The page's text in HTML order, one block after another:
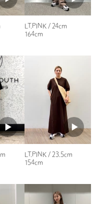
：24.5cm
い
してました。店舗でピンク
ップが良いと聞いてたので
履きやすかったので購
を収納ポケットに入れると
やすいカラーだと思いま
LT.PINK / 24cm
164cm
LT.PINK / 23.5cm
154cm